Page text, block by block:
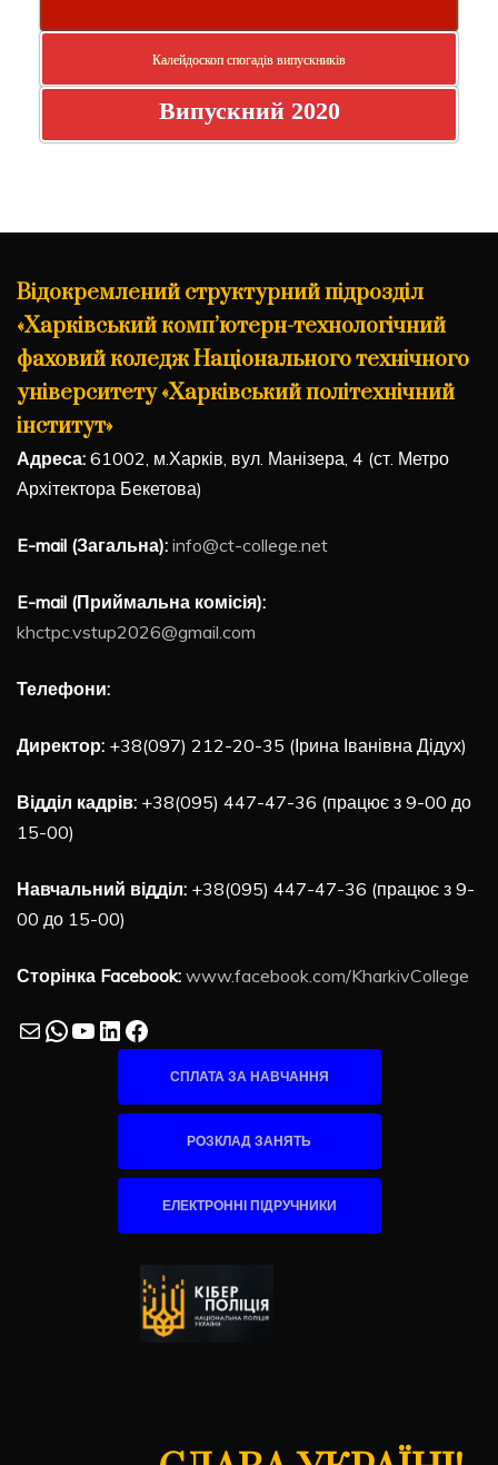
Калейдоскоп спогадів випускників
Випускний 2020
Відокремлений структурний підрозділ
«Харківський комп’ютерн-технологічний
фаховий коледж Національного технічного
університету «Харківський політехнічний
інститут»
Адреса: 61002, м.Харків, вул. Манізера, 4 (ст. Метро
Архітектора Бекетова)
E-mail (Загальна): info@ct-college.net
E-mail (Приймальна комісія):
khctpc.vstup2026@gmail.com
Телефони:
Директор: +38(097) 212-20-35 (Ірина Іванівна Дідух)
Відділ кадрів: +38(095) 447-47-36 (працює з 9-00 до
15-00)
Навчальний відділ: +38(095) 447-47-36 (працює з 9-
00 до 15-00)
Сторінка Facebook: www.facebook.com/KharkivCollege
MailWhatsApp
YouTube
LinkedIn
Facebook
СПЛАТА ЗА НАВЧАННЯ
РОЗКЛАД ЗАНЯТЬ
ЕЛЕКТРОННІ ПІДРУЧНИКИ